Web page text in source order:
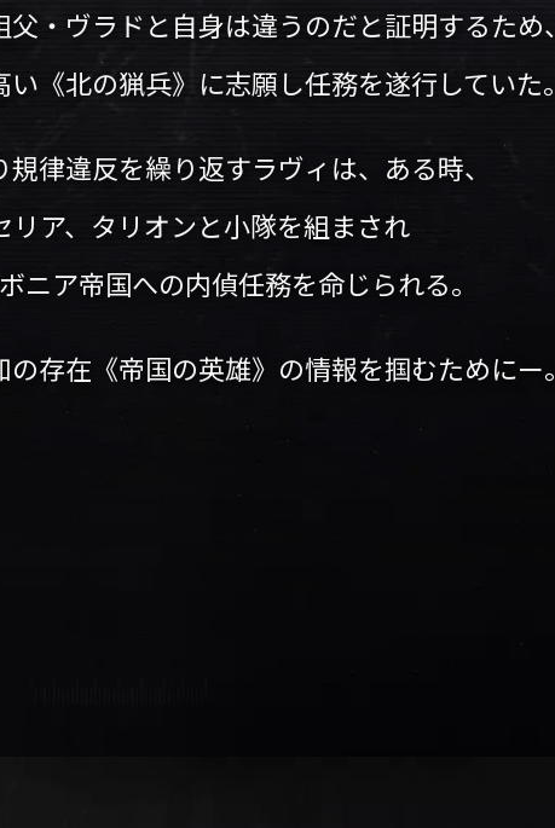
・ヴラドと自身は違うのだと証明するため、
《北の猟兵》に志願し任務を遂行していた。
律違反を繰り返すラヴィは、ある時、
リア、タリオンと小隊を組まされ
ニア帝国への内偵任務を命じられる。
存在《帝国の英雄》の情報を掴むためにー。